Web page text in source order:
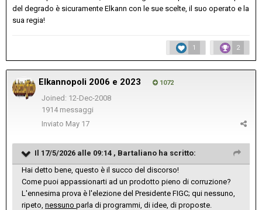
del degrado è sicuramente Elkann con le sue scelte, il suo operato e la
sua regia!
1 2
Elkannopoli 2006 e 2023 1072
Joined: 12-Dec-2008
1914 messaggi
Inviato May 17
Il 17/5/2026 alle 09:14 , Bartaliano ha scritto:
Hai detto bene, questo è il succo del discorso!
Come puoi appassionarti ad un prodotto pieno di corruzione?
L'ennesima prova è l'elezione del Presidente FIGC; qui nessuno,
ripeto, nessuno parla di programmi, di idee, di proposte.